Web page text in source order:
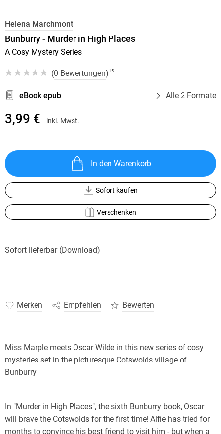
Helena Marchmont
Bunburry - Murder in High Places
A Cosy Mystery Series
(0 Bewertungen) 15
eBook epub Alle 2 Formate
3,99 € inkl. Mwst.
In den Warenkorb
Sofort kaufen
Verschenken
Sofort lieferbar (Download)
Merken Empfehlen Bewerten
Miss Marple meets Oscar Wilde in this new series of cosy
mysteries set in the picturesque Cotswolds village of
Bunburry.
In "Murder in High Places", the sixth Bunburry book, Oscar
will brave the Cotswolds for the first time! Alfie has tried for
months to convince his best friend to visit him - but when a